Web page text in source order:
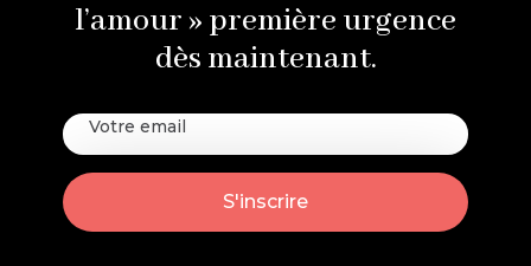
l’amour » première urgence
dès maintenant.